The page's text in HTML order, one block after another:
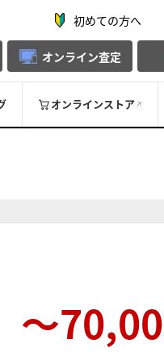
初めての方へ
オンライン査定
オンラインストア
〜